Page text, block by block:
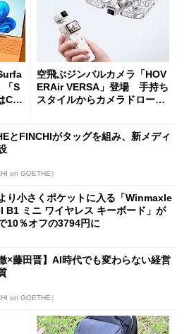
「S
Cop
空飛ぶジンバルカメラ「HOV
ERAir VERSA」登場 手持ち
スタイルからカメラドローン
とFINCHIがタッグを組み、新メディ
on GOETHE）
り小さくポケットに入る「Winmaxle
B1 ミニ ワイヤレス キーボード」が
10％オフの3794円に
×藤田晋】AI時代でも変わらない経営
on GOETHE）